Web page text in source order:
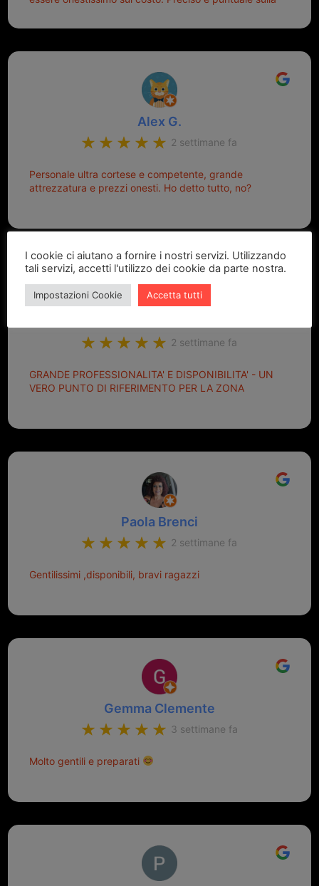
Alex G.
2 settimane fa
Personale ultra cortese e competente, grande
attrezzatura e prezzi onesti. Ho detto tutto, no?
2 settimane fa
GRANDE PROFESSIONALITA' E DISPONIBILITA' - UN
VERO PUNTO DI RIFERIMENTO PER LA ZONA
Paola Brenci
2 settimane fa
Gentilissimi ,disponibili, bravi ragazzi
Gemma Clemente
3 settimane fa
Molto gentili e preparati
I cookie ci aiutano a fornire i nostri servizi. Utilizzando
tali servizi, accetti l'utilizzo dei cookie da parte nostra.
Impostazioni Cookie Accetta tutti